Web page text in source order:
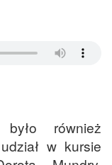
również
w kursie